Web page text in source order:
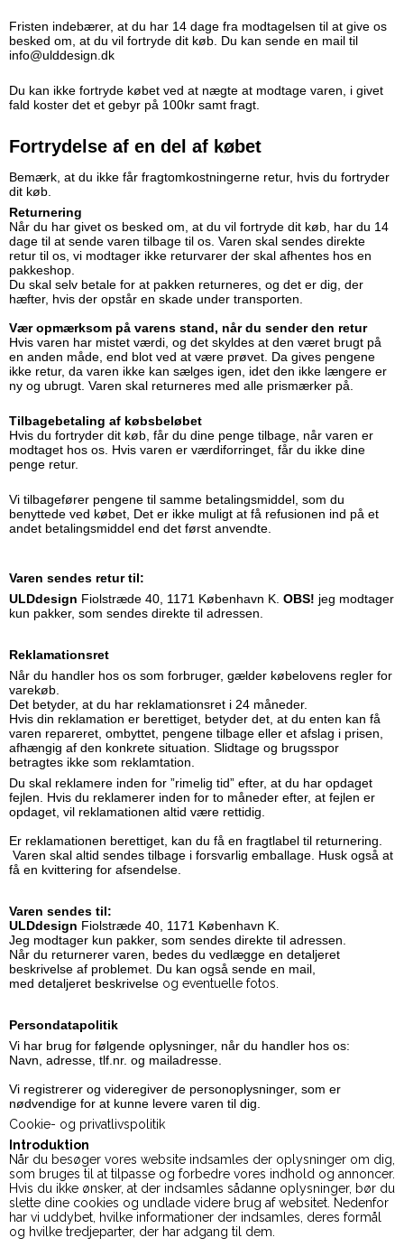
Fristen indebærer, at du har 14 dage fra modtagelsen til at give os
besked om, at du vil fortryde dit køb. Du kan sende en mail til
info@ulddesign.dk
Du kan ikke fortryde købet ved at nægte at modtage varen, i givet
fald koster det et gebyr på 100kr samt fragt.
Fortrydelse af en del af købet
Bemærk, at du ikke får fragtomkostningerne retur, hvis du fortryder
dit køb.
Returnering
Når du har givet os besked om, at du vil fortryde dit køb, har du 14
dage til at sende varen tilbage til os. Varen skal sendes direkte
retur til os, vi modtager ikke returvarer der skal afhentes hos en
pakkeshop.
Du skal selv betale for at pakken returneres, og det er dig, der
hæfter, hvis der opstår en skade under transporten.
Vær opmærksom på varens stand, når du sender den retur
Hvis varen har mistet værdi, og det skyldes at den været brugt på
en anden måde, end blot ved at være prøvet. Da gives pengene
ikke retur, da varen ikke kan sælges igen, idet den ikke længere er
ny og ubrugt. Varen skal returneres med alle prismærker på.
Tilbagebetaling af købsbeløbet
Hvis du fortryder dit køb, får du dine penge tilbage, når varen er
modtaget hos os. Hvis varen er værdiforringet, får du ikke dine
penge retur.
Vi tilbagefører pengene til samme betalingsmiddel, som du
benyttede ved købet, Det er ikke muligt at få refusionen ind på et
andet betalingsmiddel end det først anvendte.
Varen sendes retur til:
ULDdesign Fiolstræde 40, 1171 København K. OBS! jeg modtager
kun pakker, som sendes direkte til adressen.
Reklamationsret
Når du handler hos os som forbruger, gælder købelovens regler for
varekøb.
Det betyder, at du har reklamationsret i 24 måneder.
Hvis din reklamation er berettiget, betyder det, at du enten kan få
varen repareret, ombyttet, pengene tilbage eller et afslag i prisen,
afhængig af den konkrete situation. Slidtage og brugsspor
betragtes ikke som reklamtation.
Du skal reklamere inden for ”rimelig tid” efter, at du har opdaget
fejlen. Hvis du reklamerer inden for to måneder efter, at fejlen er
opdaget, vil reklamationen altid være rettidig.
Er reklamationen berettiget, kan du få en fragtlabel til returnering.
Varen skal altid sendes tilbage i forsvarlig emballage. Husk også at
få en kvittering for afsendelse.
Varen sendes til:
ULDdesign Fiolstræde 40, 1171 København K.
Jeg modtager kun pakker, som sendes direkte til adressen.
Når du returnerer varen, bedes du vedlægge en detaljeret
beskrivelse af problemet. Du kan også sende en mail,
med detaljeret beskrivelse og eventuelle fotos.
Persondatapolitik
Vi har brug for følgende oplysninger, når du handler hos os:
Navn, adresse, tlf.nr. og mailadresse.
Vi registrerer og videregiver de personoplysninger, som er
nødvendige for at kunne levere varen til dig.
Cookie- og privatlivspolitik
Introduktion
Når du besøger vores website indsamles der oplysninger om dig,
som bruges til at tilpasse og forbedre vores indhold og annoncer.
Hvis du ikke ønsker, at der indsamles sådanne oplysninger, bør du
slette dine cookies og undlade videre brug af websitet. Nedenfor
har vi uddybet, hvilke informationer der indsamles, deres formål
og hvilke tredjeparter, der har adgang til dem.